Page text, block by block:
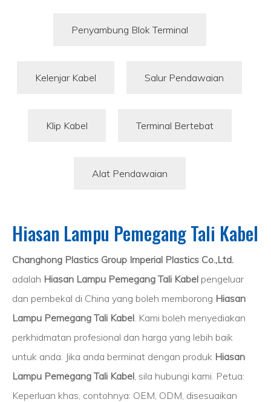
Penyambung Blok Terminal
Kelenjar Kabel Salur Pendawaian
Klip Kabel Terminal Bertebat
Alat Pendawaian
Hiasan Lampu Pemegang Tali Kabel
Changhong Plastics Group Imperial Plastics Co.,Ltd.
adalah Hiasan Lampu Pemegang Tali Kabel pengeluar
dan pembekal di China yang boleh memborong Hiasan
Lampu Pemegang Tali Kabel. Kami boleh menyediakan
perkhidmatan profesional dan harga yang lebih baik
untuk anda. Jika anda berminat dengan produk Hiasan
Lampu Pemegang Tali Kabel, sila hubungi kami. Petua:
Keperluan khas, contohnya: OEM, ODM, disesuaikan